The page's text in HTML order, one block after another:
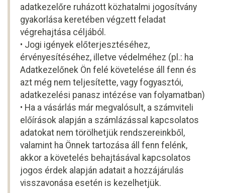
adatkezelőre ruházott közhatalmi jogosítvány
gyakorlása keretében végzett feladat
végrehajtása céljából.
• Jogi igények előterjesztéséhez,
érvényesítéséhez, illetve védelméhez (pl.: ha
Adatkezelőnek Ön felé követelése áll fenn és
azt még nem teljesítette, vagy fogyasztói,
adatkezelési panasz intézése van folyamatban)
• Ha a vásárlás már megvalósult, a számviteli
előírások alapján a számlázással kapcsolatos
adatokat nem törölhetjük rendszereinkből,
valamint ha Önnek tartozása áll fenn felénk,
akkor a követelés behajtásával kapcsolatos
jogos érdek alapján adatait a hozzájárulás
visszavonása esetén is kezelhetjük.